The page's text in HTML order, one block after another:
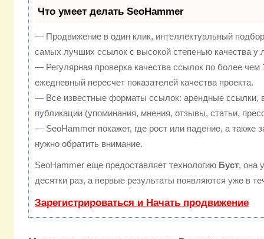
Что умеет делать SeoHammer
— Продвижение в один клик, интеллектуальный подбор
самых лучших ссылок с высокой степенью качества у
— Регулярная проверка качества ссылок по более чем
ежедневный пересчет показателей качества проекта.
— Все известные форматы ссылок: арендные ссылки,
публикации (упоминания, мнения, отзывы, статьи,
— SeoHammer покажет, где рост или падение, а также
нужно обратить внимание.
SeoHammer еще предоставляет технологию Буст, она
десятки раз, а первые результаты появляются уже в
Зарегистрироваться и Начать продвижение